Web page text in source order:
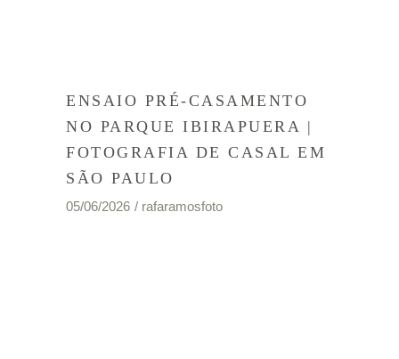
ENSAIO PRÉ-CASAMENTO
NO PARQUE IBIRAPUERA |
FOTOGRAFIA DE CASAL EM
SÃO PAULO
05/06/2026 rafaramosfoto